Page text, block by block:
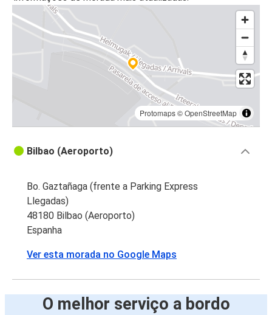
Protomaps©OpenStreetMap
Bilbao (Aeroporto)
Bo. Gaztañaga (frente a Parking Express
Llegadas)
48180 Bilbao (Aeroporto)
Espanha
Ver esta morada no Google Maps
O melhor serviço a bordo